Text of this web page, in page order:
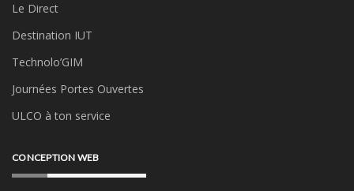
Le Direct
Destination IUT
Technolo’GIM
Journées Portes Ouvertes
ULCO à ton service
CONCEPTION WEB